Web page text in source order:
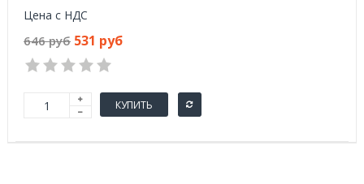
Цена с НДС
646 руб 531 руб
КУПИТЬ